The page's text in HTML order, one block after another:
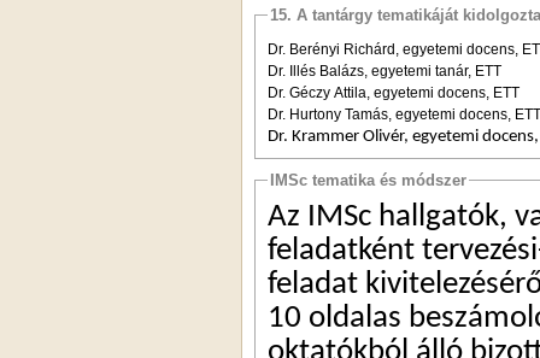
15. A tantárgy tematikáját kidolgozta
Dr. Berényi Richárd, egyetemi docens,
Dr. Illés Balázs, egyetemi tanár, ETT
Dr. Géczy Attila, egyetemi docens, ETT
Dr. Hurtony Tamás, egyetemi docens, ETT
Dr. Krammer Olivér, egyetemi docens,
IMSc tematika és módszer
Az IMSc hallgatók,
feladatként
feladat
10 oldalas